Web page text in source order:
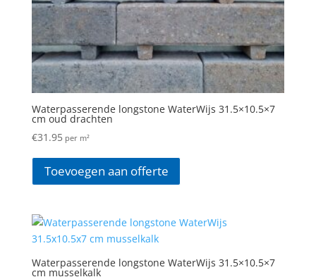
Waterpasserende longstone WaterWijs 31.5×10.5×7
cm oud drachten
€31.95per m²
Toevoegen aan offerte
Waterpasserende longstone WaterWijs 31.5×10.5×7
cm musselkalk